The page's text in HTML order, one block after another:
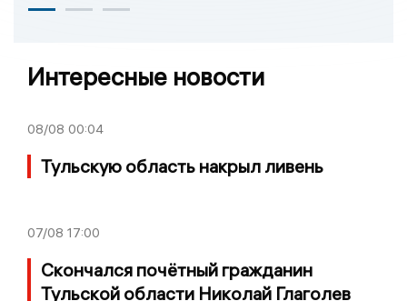
Интересные новости
08/08 00:04
Тульскую область накрыл ливень
07/08 17:00
Скончался почётный гражданин
Тульской области Николай Глаголев